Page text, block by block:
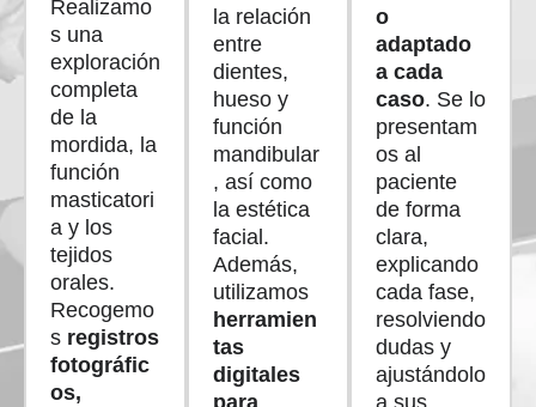
Realizamo
s una
exploración
completa
de la
mordida, la
función
masticatori
a y los
tejidos
orales.
Recogemo
s registros
fotográfic
os,
la relación
entre
dientes,
hueso y
función
mandibular
, así como
la estética
facial.
Además,
utilizamos
herramien
tas
digitales
para
o
adaptado
a cada
caso. Se lo
presentam
os al
paciente
de forma
clara,
explicando
cada fase,
resolviendo
dudas y
ajustándolo
a sus